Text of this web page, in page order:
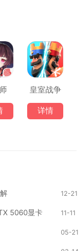
皇室战争
详情
12-21
5060显卡 11-11
05-21